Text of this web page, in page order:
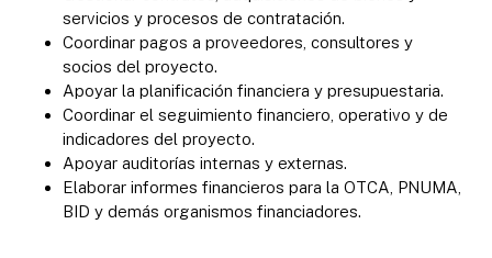
servicios y procesos de contratación.
Coordinar pagos a proveedores, consultores y
socios del proyecto.
Apoyar la planificación financiera y presupuestaria.
Coordinar el seguimiento financiero, operativo y de
indicadores del proyecto.
Apoyar auditorías internas y externas.
Elaborar informes financieros para la OTCA, PNUMA,
BID y demás organismos financiadores.